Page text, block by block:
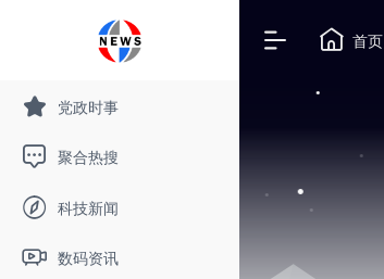
党政时事
聚合热搜
科技新闻
数码资讯
首页